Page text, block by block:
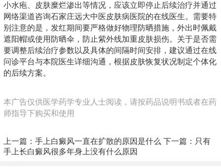
小水疱、皮肤糜烂渗出等情况，应该立即停止后续治疗并通过
网络渠道咨询石家庄远大中医皮肤病医院的在线医生。需要特
别注意的是，发红期间要严格做好物理防晒措施，外出时佩戴
遮阳帽或使用防晒伞，防止紫外线加重皮肤损伤。关于是否需
要调整后续治疗参数以及具体的间隔时间安排，建议通过在线
问诊平台与本院医生详细沟通，根据皮肤恢复状况制定个体化
的后续方案。
本广告仅供医学药学专业人士阅读，请按药品说明书或者在药
师指导下购买和使用
上一篇： 手上白癜风一直在扩散的原因是什么 下一篇： 只有
手上长白癜风很多年身上没有什么原因